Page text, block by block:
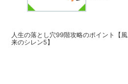
人生の落とし穴99階攻略のポイント【風
来のシレン5】